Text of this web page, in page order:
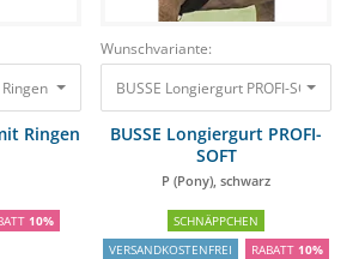
Gr. Pony
53,00 € 47,70 €
Ringen
10%
Wunschvariante:
BUSSE Longiergurt PROFI-SOFT P
BUSSE Longiergurt PROFI-
SOFT
P (Pony), schwarz
SCHNÄPPCHEN
VERSANDKOSTENFREI
RABATT 10%